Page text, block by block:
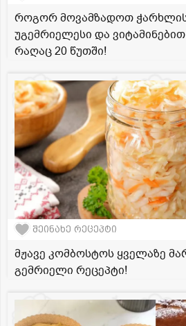
როგორ მოვამზადოთ
უგემრიელესი და
რაღაც 20 წუთში!
შეინახე რეცეპტი
მჟავე კომბოსტოს ყველაზე
გემრიელი რეცეპტი!